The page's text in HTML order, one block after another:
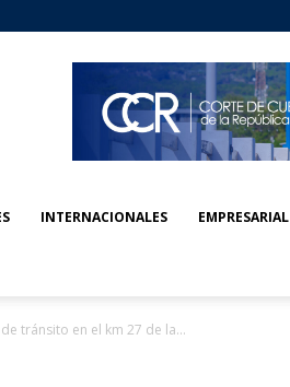
INTERNACIONALES EMPRESARIAL
tránsito en el km 27 de la...